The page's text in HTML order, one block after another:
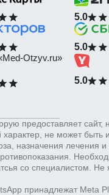
5.0
5.0
5.0
предоставляет сайт,
не может быть
назначения лечения
со специалистом. Не
принадлежат Meta